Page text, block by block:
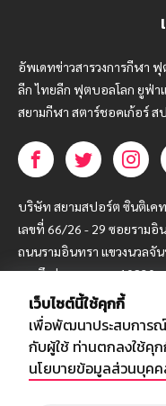
อัพเดทข่าวสารวงการกีฬา
ลีก ไทยลีก ฟุตบอลโลก ยูฟ่า
สยามกีฬา สตาร์ชอคเก้อร์
บริษัท สยามสปอร์ต ซินติเค
เลขที่ 66/26 - 29 ซอยรามอิ
ถนนรามอินทรา แขวงนวลจั
เขตบึงกุ่ม กรุงเทพฯ 10230
โทร : 02-5088-000
อีเมล์ :
เว็บไซต์ :
เว็บไซต์นี้ใช้คุกกี้
เพื่อพัฒนาประสบการณ์
กับผู้ใช้ ท่านตกลงใช้คุก
นโยบายข้อมูลส่วนบุค